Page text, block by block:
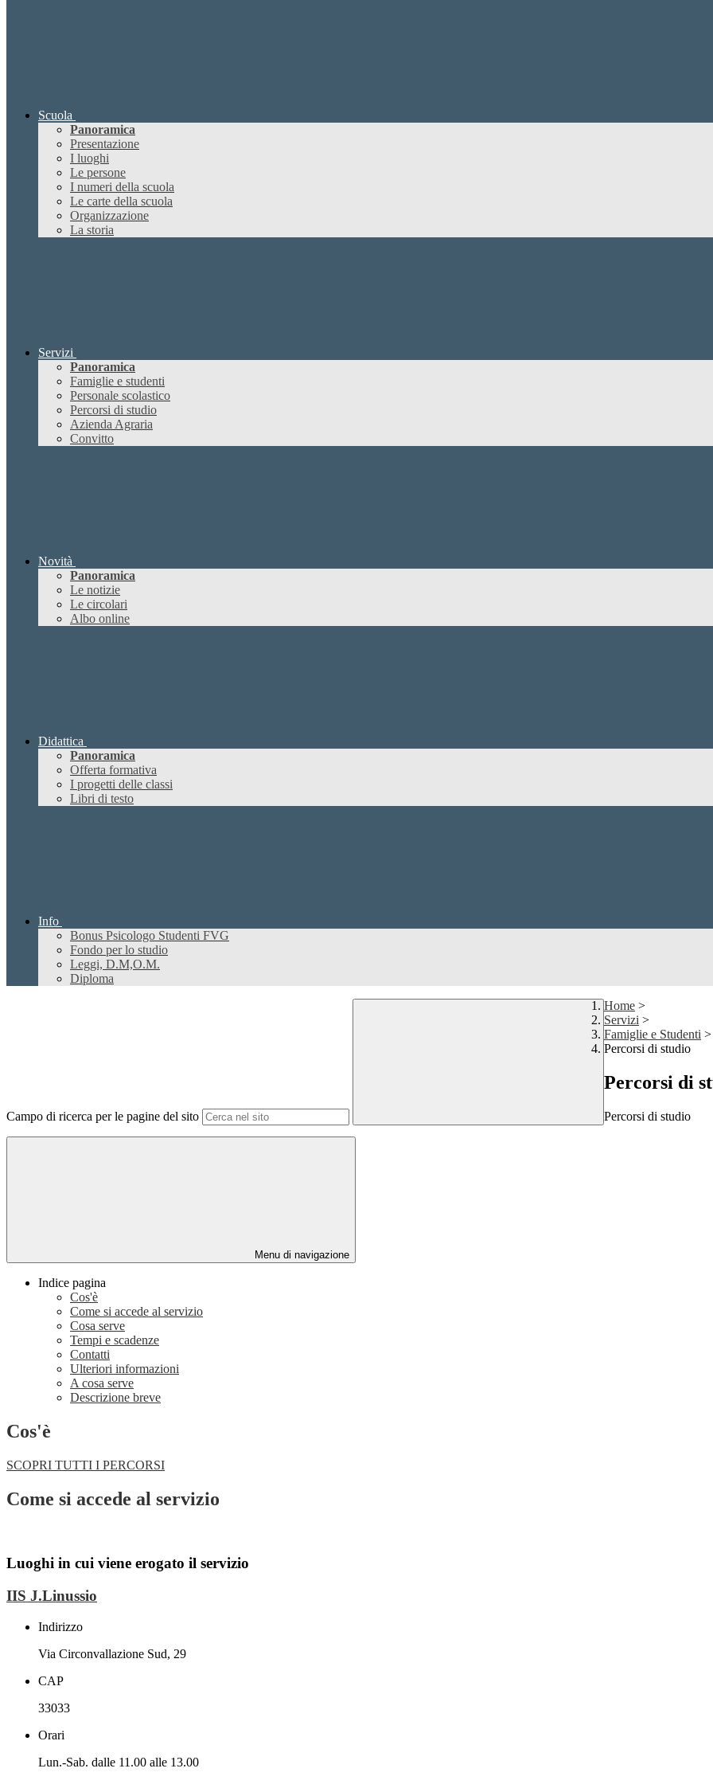
Scuola
Panoramica
Presentazione
I luoghi
Le persone
I numeri della scuola
Le carte della scuola
Organizzazione
La storia
Servizi
Panoramica
Famiglie e studenti
Personale scolastico
Percorsi di studio
Azienda Agraria
Convitto
Novità
Panoramica
Le notizie
Le circolari
Albo online
Didattica
Panoramica
Offerta formativa
I progetti delle classi
Libri di testo
Info
Bonus Psicologo Studenti FVG
Fondo per lo studio
Leggi, D.M,O.M.
Diploma
Campo di ricerca per le pagine del sito
Home >
Servizi >
Famiglie e Studenti >
Percorsi di studio
Percorsi di
Percorsi di studio
Menu di navigazione
Indice pagina
Cos'è
Come si accede al servizio
Cosa serve
Tempi e scadenze
Contatti
Ulteriori informazioni
A cosa serve
Descrizione breve
Cos'è
SCOPRI TUTTI I PERCORSI
Come si accede al servizio
Luoghi in cui viene erogato il servizio
IIS J.Linussio
Indirizzo
Via Circonvallazione Sud, 29
CAP
33033
Orari
Lun.-Sab. dalle 11.00 alle 13.00